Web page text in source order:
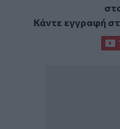
Κάντε εγγραφή